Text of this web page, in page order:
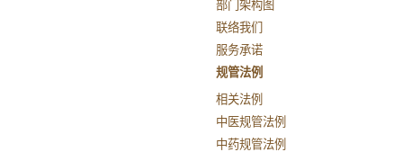
部门架构图
联络我们
服务承诺
规管法例
相关法例
中医规管法例
中药规管法例